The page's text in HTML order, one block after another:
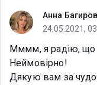
Анна
24.05.2021,
Мммм, я радію, що
Неймовірно!
Дякую вам за